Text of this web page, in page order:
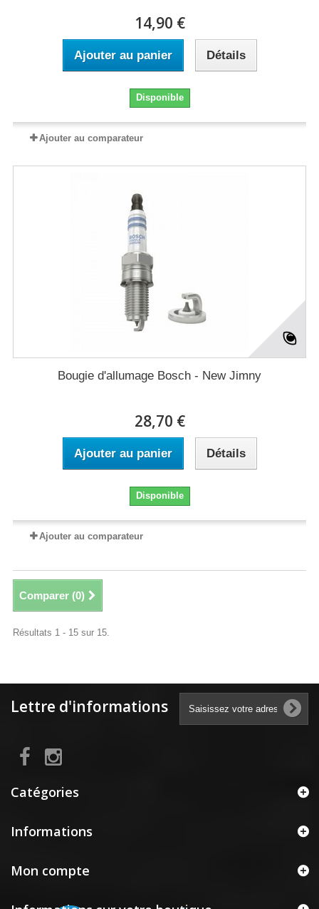
14,90 €
Ajouter au panier Détails
Disponible
Ajouter au comparateur
Bougie d'allumage Bosch - New Jimny
28,70 €
Ajouter au panier Détails
Disponible
Ajouter au comparateur
Comparer (0)
Résultats 1 - 15 sur 15.
Lettre d'informations
Catégories
Informations
Mon compte